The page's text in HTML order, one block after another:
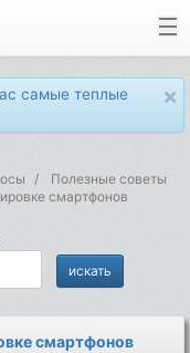
×
самые теплые
Полезные советы
смартфонов
смартфонов